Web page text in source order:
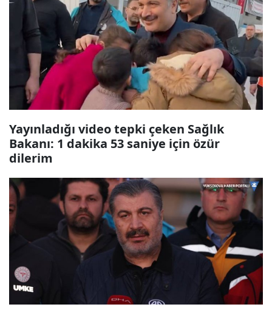
Yayınladığı video tepki çeken Sağlık
Bakanı: 1 dakika 53 saniye için özür
dilerim